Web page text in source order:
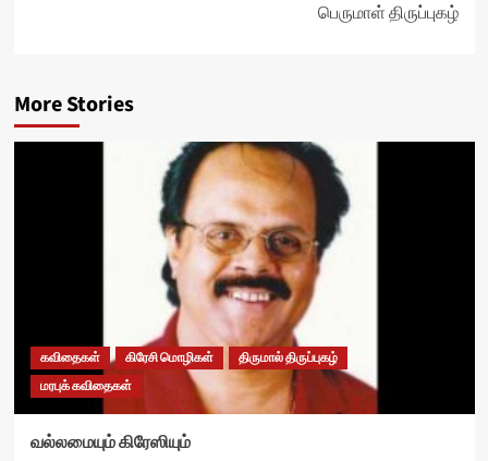
பெருமாள் திருப்புகழ்
More Stories
கவிதைகள் கிரேசி மொழிகள்
திருமால் திருப்புகழ்
மரபுக் கவிதைகள்
வல்லமையும் கிரேஸியும்